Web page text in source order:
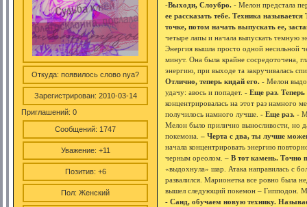
Откуда: появилось слово nya?
Зарегистрирован: 2010-03-14
Приглашений: 0
Сообщений: 1747
Уважение: +11
Позитив: +6
Пол: Женский
-Выходи, Слоубро. - Мелон предстала
ее рассказать тебе. Техника
точке, потом начать выпускать ее,
четыре лапы и начала выпускать темную
Энергия вышла просто одной несильной
минут. Она была крайне сосредоточена,
энергию, при выходе та закручивалась
Отлично, теперь кидай его. - Мелон
удачу: авось и попадет.- Еще раз.
концентрировалась на этот раз намного
получилось намного лучше. - Еще раз. -
Мелон было прилично выносливости, но
покемона.– Черта с два, ты лучше
начала концентрировать энергию
черным ореолом.– В тот камень. Точно
«выдохнула» шар. Атака направилась с
развалился. Марионетка все ровно была
вышел следующий покемон – Гипподон.
- Санд, обучаем новую технику.